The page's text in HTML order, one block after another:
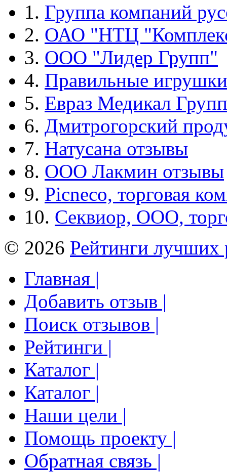
1. Группа компаний
2. ОАО "НТЦ
3. ООО "Лидер Групп"
4. Правильные игрушки
5. Евраз Медикал Групп
6. Дмитрогорский
7. Натусана отзывы
8. ООО Лакмин отзывы
9. Picneco, торговая
10. Секвиор, ООО,
© 2026 Рейтинги лучших
Главная |
Добавить отзыв |
Поиск отзывов |
Рейтинги |
Каталог |
Каталог |
Наши цели |
Помощь проекту |
Обратная связь |